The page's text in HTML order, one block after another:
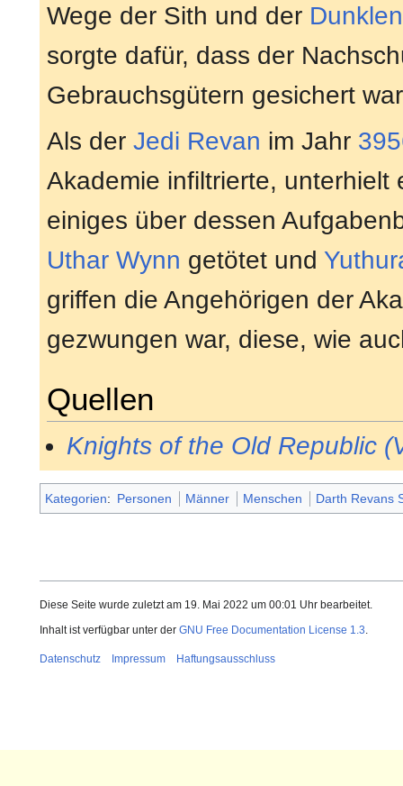
Wege der Sith und der
sorgte dafür, dass der
Gebrauchsgütern gesichert
Als der Jedi Revan im Jahr
Akademie infiltrierte, unterhielt
einiges über dessen
Uthar Wynn getötet und
griffen die Angehörigen der
gezwungen war, diese, wie
Quellen
Knights of the Old Republic
Kategorien: Personen Männer Menschen Darth Revans
Diese Seite wurde zuletzt am 19. Mai 2022 um 00:01 Uhr bearbeitet.
Inhalt ist verfügbar unter der GNU Free Documentation License 1.3.
Datenschutz Impressum Haftungsausschluss